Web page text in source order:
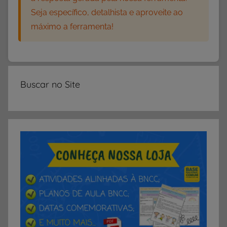
Seja específico, detalhista e aproveite ao
máximo a ferramenta!
Buscar no Site